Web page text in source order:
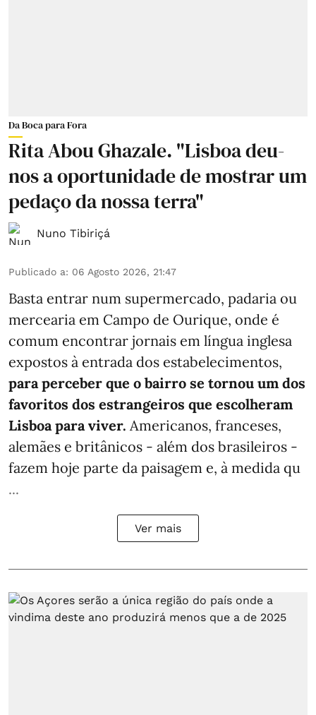
Da Boca para Fora
Rita Abou Ghazale. "Lisboa deu-
nos a oportunidade de mostrar um
pedaço da nossa terra"
Nuno Tibiriçá
Publicado a: 06 Agosto 2026, 21:47
Basta entrar num supermercado, padaria ou
mercearia em Campo de Ourique, onde é
comum encontrar jornais em língua inglesa
expostos à entrada dos estabelecimentos,
para perceber que o bairro se tornou um dos
favoritos dos estrangeiros que escolheram
Lisboa para viver. Americanos, franceses,
alemães e britânicos - além dos brasileiros -
fazem hoje parte da paisagem e, à medida qu
...
Ver mais